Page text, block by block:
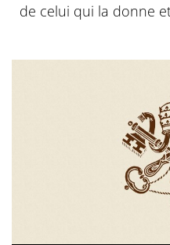
de celui qui la donne